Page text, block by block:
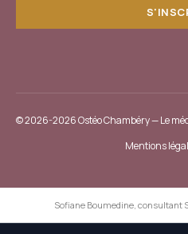
© 2026-2026 Ostéo Chambéry — Le
Mentions
Sofiane Boumedine, consultant